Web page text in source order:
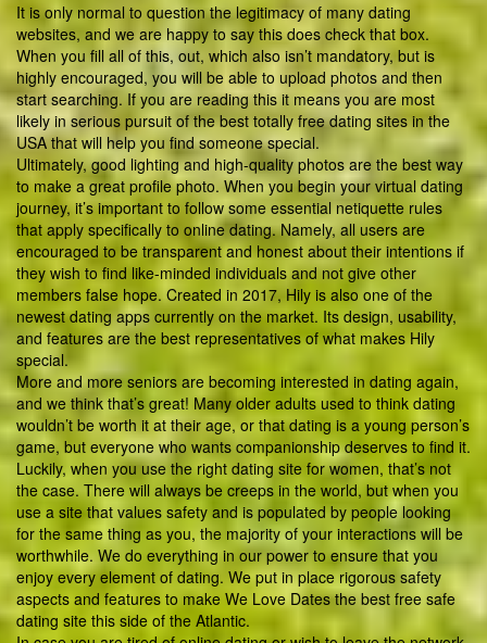
It is only normal to question the legitimacy of many dating
websites, and we are happy to say this does check that box.
When you fill all of this, out, which also isn’t mandatory, but is
highly encouraged, you will be able to upload photos and then
start searching. If you are reading this it means you are most
likely in serious pursuit of the best totally free dating sites in the
USA that will help you find someone special.
Ultimately, good lighting and high-quality photos are the best way
to make a great profile photo. When you begin your virtual dating
journey, it’s important to follow some essential netiquette rules
that apply specifically to online dating. Namely, all users are
encouraged to be transparent and honest about their intentions if
they wish to find like-minded individuals and not give other
members false hope. Created in 2017, Hily is also one of the
newest dating apps currently on the market. Its design, usability,
and features are the best representatives of what makes Hily
special.
More and more seniors are becoming interested in dating again,
and we think that’s great! Many older adults used to think dating
wouldn’t be worth it at their age, or that dating is a young person’s
game, but everyone who wants companionship deserves to find it.
Luckily, when you use the right dating site for women, that’s not
the case. There will always be creeps in the world, but when you
use a site that values safety and is populated by people looking
for the same thing as you, the majority of your interactions will be
worthwhile. We do everything in our power to ensure that you
enjoy every element of dating. We put in place rigorous safety
aspects and features to make We Love Dates the best free safe
dating site this side of the Atlantic.